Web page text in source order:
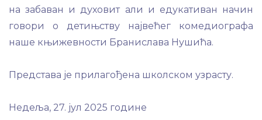
на забаван и духовит али и едукативан начин
говори о детињству највећег комедиографа
наше књижевности Бранислава Нушића.
Представа је прилагођена школском узрасту.
Недеља, 27. јул 2025 године